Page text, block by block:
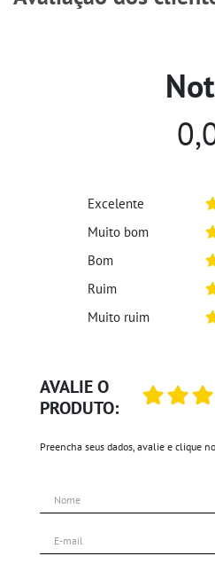
AVALIE O
PRODUTO:
Preencha seus dados, avalie e clique
Excelente
Muito bom
Bom
Ruim
Muito ruim